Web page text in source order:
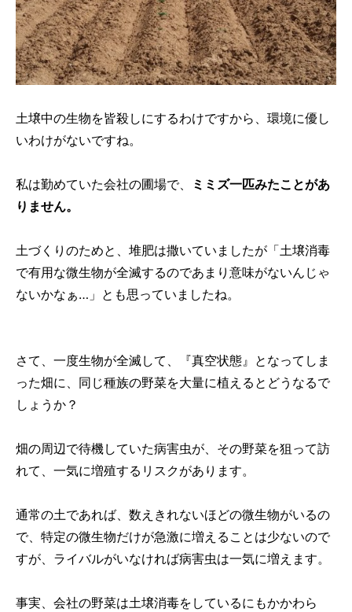
土壌中の生物を皆殺しにするわけですから、環境に優し
いわけがないですね。
私は勤めていた会社の圃場で、
ミミズ一匹みたことがあ
りません。
土づくりのためと、堆肥は撒いていましたが「土壌消毒
で有用な微生物が全滅するのであまり意味がないんじゃ
ないかなぁ…」とも思っていましたね。
さて、一度生物が全滅して、『真空状態』となってしま
った畑に、同じ種族の野菜を大量に植えるとどうなるで
しょうか？
畑の周辺で待機していた病害虫が、その野菜を狙って訪
れて、一気に増殖するリスクがあります。
通常の土であれば、数えきれないほどの微生物がいるの
で、特定の微生物だけが急激に増えることは少ないので
すが、ライバルがいなければ病害虫は一気に増えます。
事実、会社の野菜は土壌消毒をしているにもかかわら